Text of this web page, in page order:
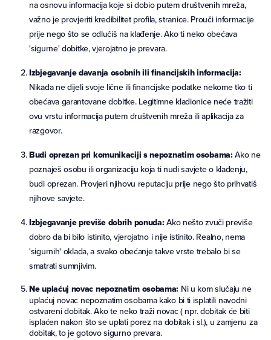
na osnovu informacija koje si dobio putem društvenih mreža,
važno je provjeriti kredibilitet profila, stranice. Prouči informacije
prije nego što se odlučiš na klađenje. Ako ti neko obećava
'sigurne' dobitke, vjerojatno je prevara.
Izbjegavanje davanja osobnih ili financijskih informacija:
Nikada ne dijeli svoje lične ili financijske podatke nekome tko ti
obećava garantovane dobitke. Legitimne kladionice neće tražiti
ovu vrstu informacija putem društvenih mreža ili aplikacija za
razgovor.
Budi oprezan pri komunikaciji s nepoznatim osobama: Ako ne
poznaješ osobu ili organizaciju koja ti nudi savjete o klađenju,
budi oprezan. Provjeri njihovu reputaciju prije nego što prihvatiš
njihove savjete.
Izbjegavanje previše dobrih ponuda: Ako nešto zvuči previše
dobro da bi bilo istinito, vjerojatno i nije istinito. Realno, nema
'sigurnih' oklada, a svako obećanje takve vrste trebalo bi se
smatrati sumnjivim.
Ne uplaćuj novac nepoznatim osobama: Ni u kom slučaju ne
uplaćuj novac nepoznatim osobama kako bi ti isplatili navodni
ostvareni dobitak. Ako te neko traži novac ( npr. dobitak će biti
isplaćen nakon što se uplati porez na dobitak i sl.), u zamjenu za
dobitak, to je gotovo sigurno prevara.